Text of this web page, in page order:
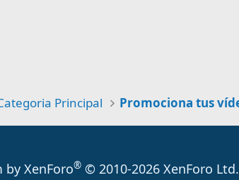
Principal
XenForo® © 2010-2026 XenForo Ltd.